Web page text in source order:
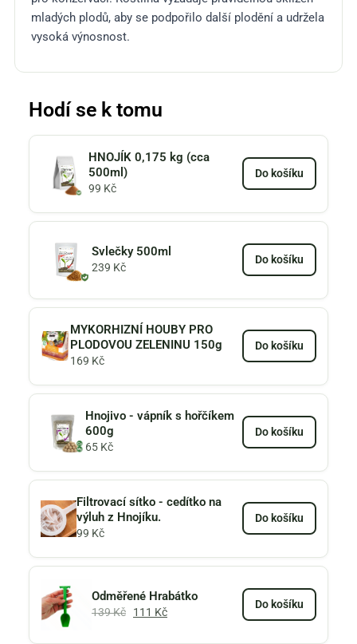
mladých plodů, aby se podpořilo další plodění a udržela
vysoká výnosnost​​​​​​.
Hodí se k tomu
HNOJÍK 0,175 kg (cca
500ml)
99 Kč
Do košíku
Svlečky 500ml
239 Kč
Do košíku
MYKORHIZNÍ HOUBY PRO
PLODOVOU ZELENINU 150g
169 Kč
Do košíku
Hnojivo - vápník s hořčíkem
600g
65 Kč
Do košíku
Filtrovací sítko - cedítko na
výluh z Hnojíku.
99 Kč
Do košíku
Odměřené Hrabátko
139Kč 111 Kč
Do košíku